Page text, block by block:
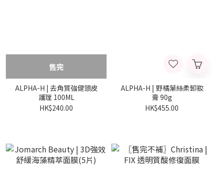
售完
ALPHA-H | 去角質強健頭皮
護理 100ML
HK$240.00
ALPHA-H | 野橘葉絲柔卸妝
膏 90g
HK$455.00